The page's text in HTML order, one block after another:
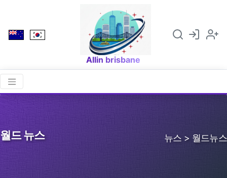
Allin brisbane
월드 뉴스 뉴스 > 월드뉴스